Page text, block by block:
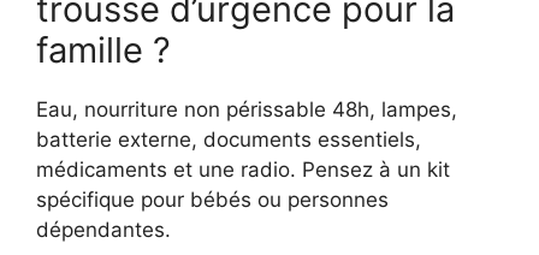
trousse d’urgence pour la
famille ?
Eau, nourriture non périssable 48h, lampes,
batterie externe, documents essentiels,
médicaments et une radio. Pensez à un kit
spécifique pour bébés ou personnes
dépendantes.